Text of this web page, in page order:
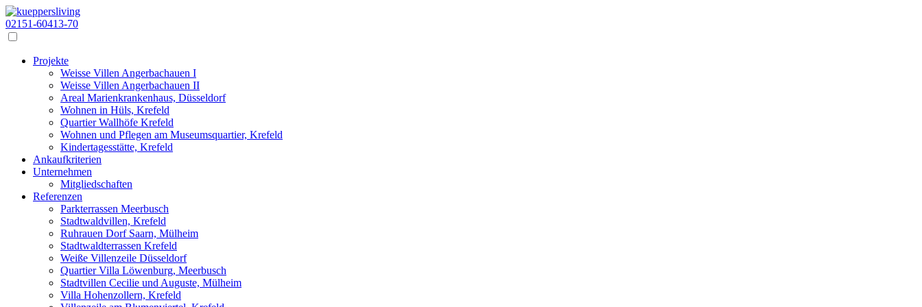
02151-60413-70
Projekte
Weisse Villen Angerbachauen I
Weisse Villen Angerbachauen II
Areal Marienkrankenhaus, Düsseldorf
Wohnen in Hüls, Krefeld
Quartier Wallhöfe Krefeld
Wohnen und Pflegen am Museumsquartier, Krefeld
Kindertagesstätte, Krefeld
Ankaufkriterien
Unternehmen
Mitgliedschaften
Referenzen
Parkterrassen Meerbusch
Stadtwaldvillen, Krefeld
Ruhrauen Dorf Saarn, Mülheim
Stadtwaldterrassen Krefeld
Weiße Villenzeile Düsseldorf
Quartier Villa Löwenburg, Meerbusch
Stadtvillen Cecilie und Auguste, Mülheim
Villa Hohenzollern, Krefeld